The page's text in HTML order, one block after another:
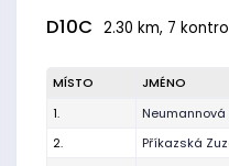
D10C 2.30 km, 7
MÍSTO JMÉNO
1.
Neumannová
2.
Příkazská